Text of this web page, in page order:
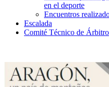
en el deporte
Encuentros
Escalada
Comité Técnico de